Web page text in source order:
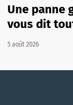
Une panne
vous dit
5 août 2026